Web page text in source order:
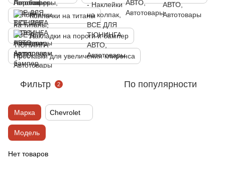
Колпачки на титаны
Накладки на пороги и бампер
Проставки для увеличения клиренса
Фильтр 2 По популярности
Марка Chevrolet
Модель
Нет товаров